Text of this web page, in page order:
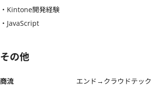
・Kintone開発経験
・JavaScript
その他
商流
エンド→クラウドテック